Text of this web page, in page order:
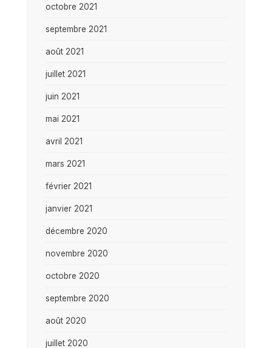
octobre 2021
septembre 2021
août 2021
juillet 2021
juin 2021
mai 2021
avril 2021
mars 2021
février 2021
janvier 2021
décembre 2020
novembre 2020
octobre 2020
septembre 2020
août 2020
juillet 2020